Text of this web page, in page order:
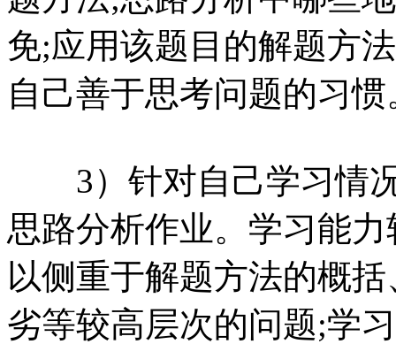
免;应用该题目的解题方
自己善于思考问题的习惯
3）针对自己学习情况
思路分析作业。学习能
以侧重于解题方法的概
劣等较高层次的问题;学